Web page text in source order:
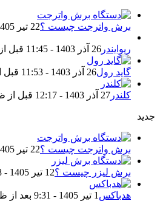
برش واترجت چیست ؟22 تیر 1405 - 12:21 قبل از ظهر
ریوایندر 26 آذر 1403 - 11:45 قبل از ظهر
گاید رول26 آذر 1403 - 11:53 قبل از ظهر
کلندر 27 آذر 1403 - 12:17 قبل از ظهر
جدید
برش واترجت چیست ؟22 تیر 1405 - 12:21 قبل از ظهر
برش لیزر چیست ؟12 تیر 1405 - 11:48 بعد از ظهر
هدباکس1 تیر 1405 - 9:31 بعد از ظهر